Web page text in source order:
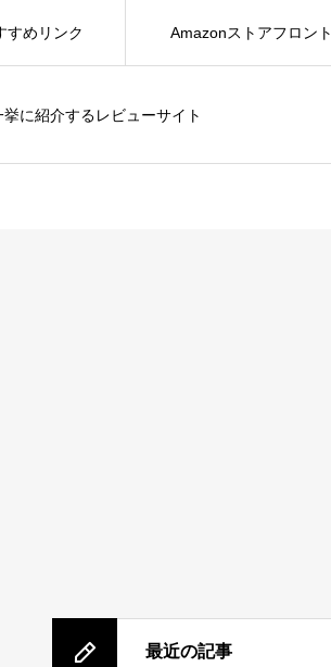
に紹介するレビューサイト
すめリンク Amazonストアフロント
最近の記事